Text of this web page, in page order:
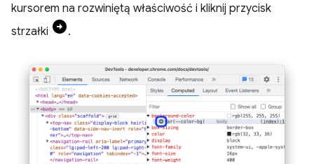
kursorem na rozwiniętą właściwość i kliknij przycisk
strzałki
.